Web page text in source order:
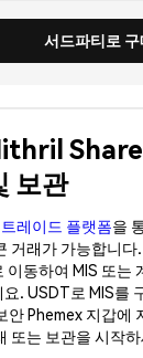
서드파티로 구
보관
레이드 플랫폼을
거래가 가능합니다
이동하여 MIS 또는
. USDT로 MIS를
안 Phemex 지갑에
또는 보관을 시작